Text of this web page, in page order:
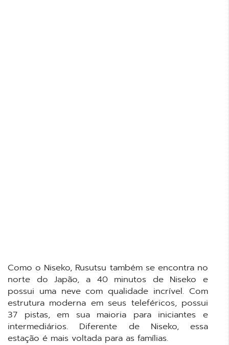
Como o Niseko, Rusutsu também se encontra no
norte do Japão, a 40 minutos de Niseko e
possui uma neve com qualidade incrível. Com
estrutura moderna em seus teleféricos, possui
37 pistas, em sua maioria para iniciantes e
intermediários. Diferente de Niseko, essa
estação é mais voltada para as famílias.